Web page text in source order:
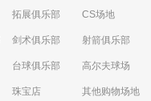
拓展俱乐部 CS场地
剑术俱乐部 射箭俱乐部
台球俱乐部 高尔夫球场
珠宝店 其他购物场地